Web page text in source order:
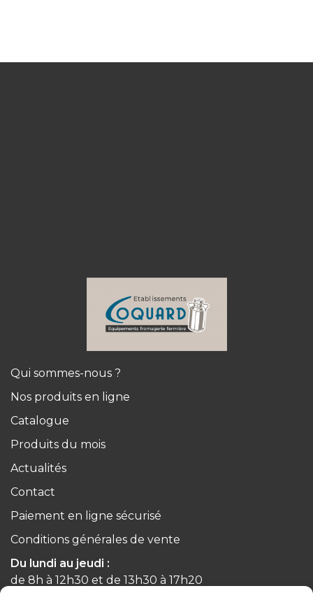
Qui sommes-nous ?
Nos produits en ligne
Catalogue
Produits du mois
Actualités
Contact
Paiement en ligne sécurisé
Conditions générales de vente
Du lundi au jeudi :
de 8h à 12h30 et de 13h30 à 17h20